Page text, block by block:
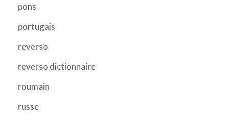
pons
portugais
reverso
reverso dictionnaire
roumain
russe